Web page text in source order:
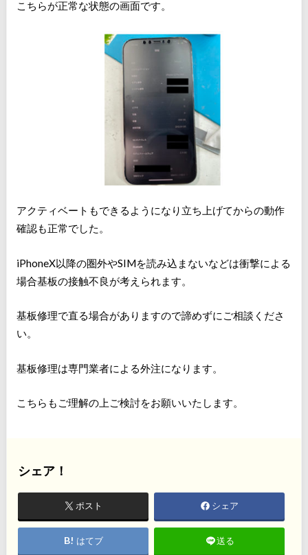
こちらが正常な状態の画面です。
アクティベートもできるようになり立ち上げてからの動作
確認も正常でした。
iPhoneX以降の圏外やSIMを読み込まないなどは衝撃による
場合基板の接触不良が考えられます。
基板修理で直る場合がありますので諦めずにご相談くださ
い。
基板修理は専門業者による外注になります。
こちらもご理解の上ご検討をお願いいたします。
シェア！
ポスト シェア
はてブ 送る